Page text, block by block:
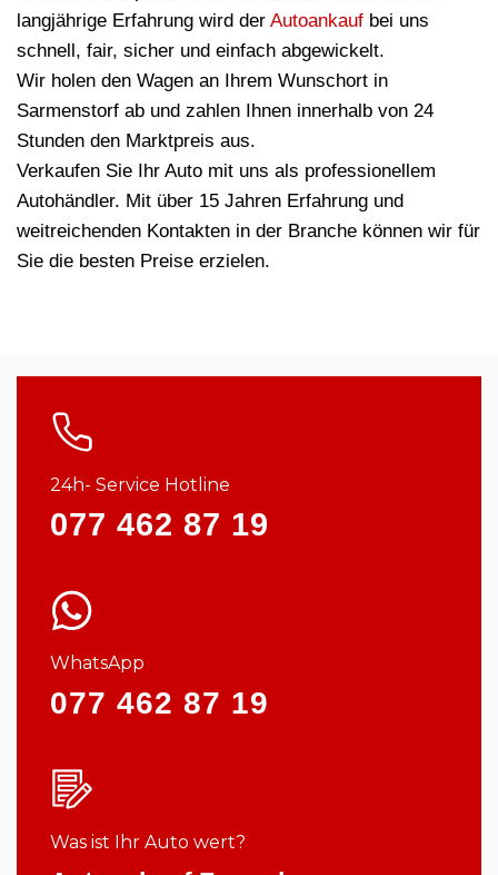
langjährige Erfahrung wird der Autoankauf bei uns
schnell, fair, sicher und einfach abgewickelt.
Wir holen den Wagen an Ihrem Wunschort in
Sarmenstorf ab und zahlen Ihnen innerhalb von 24
Stunden den Marktpreis aus.
Verkaufen Sie Ihr Auto mit uns als professionellem
Autohändler. Mit über 15 Jahren Erfahrung und
weitreichenden Kontakten in der Branche können wir für
Sie die besten Preise erzielen.
24h- Service Hotline
077 462 87 19
WhatsApp
077 462 87 19
Was ist Ihr Auto wert?